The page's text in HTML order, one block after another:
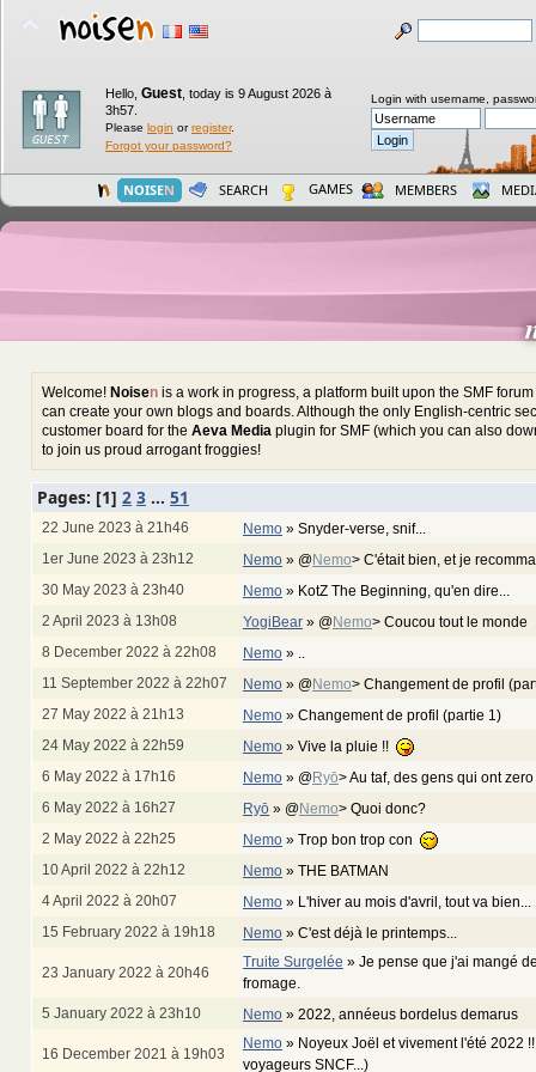
Hello, Guest today is 9 August 2026 à
3h57.
Please login orregister.
Forgot your password?
Login with username,
NOISEN SEARCH GAMES MEMBERS
Welcome! Noisen is a work in progress, a platform built upon the SMF
can create your own blogs and boards. Although the only English-centric
customer board for the Aeva Media plugin for SMF (which you can also
to join us proud arrogant froggies!
Pages: [1] 2 3 ... 51
22 June 2023 à 21h46 Nemo » Snyder-verse, snif...
1er June 2023 à 23h12
Nemo » @Nemo> C'était bien, et je
30 May 2023 à 23h40
Nemo » KotZ The Beginning, qu'en dire...
2 April 2023 à 13h08
YogiBear » @Nemo> Coucou tout le monde
8 December 2022 à 22h08
Nemo » ..
11 September 2022 à 22h07
Nemo » @Nemo> Changement de profil
27 May 2022 à 21h13
Nemo » Changement de profil (partie 1)
24 May 2022 à 22h59
Nemo » Vive la pluie !!
6 May 2022 à 17h16
Nemo » @Ryō> Au taf, des gens qui ont
6 May 2022 à 16h27
Ryō » @Nemo> Quoi donc?
2 May 2022 à 22h25
Nemo » Trop bon trop con
10 April 2022 à 22h12
Nemo » THE BATMAN
4 April 2022 à 20h07
Nemo » L'hiver au mois d'avril, tout va bien...
15 February 2022 à 19h18
Nemo » C'est déjà le printemps...
23 January 2022 à 20h46
Truite Surgelée » Je pense que j'ai mangé
fromage.
5 January 2022 à 23h10
Nemo » 2022, annéeus bordelus demarus
16 December 2021 à 19h03
Nemo » Noyeux Joël et vivement l'été 2022
voyageurs SNCF...)